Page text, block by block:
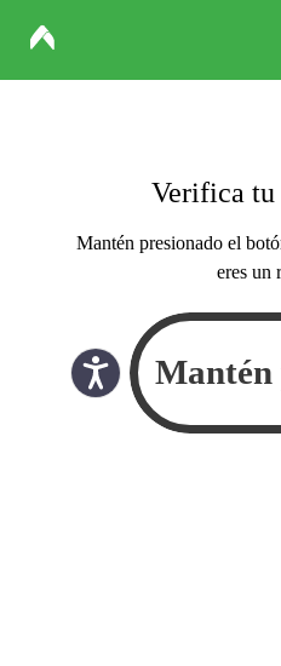
Verifica tu
Mantén presionado el
eres un